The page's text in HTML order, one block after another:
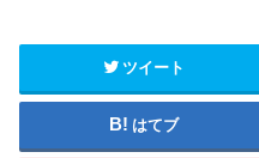
ツイート
はてブ